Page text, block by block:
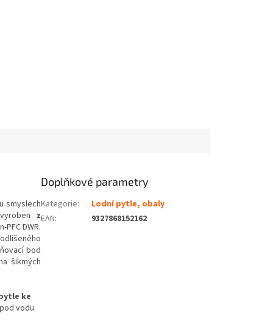
smyslech
z
DWR.
bod
šikmých
ke
vodu.
Doplňkové parametry
Kategorie:
Lodní pytle, obaly
EAN: 9327868152162